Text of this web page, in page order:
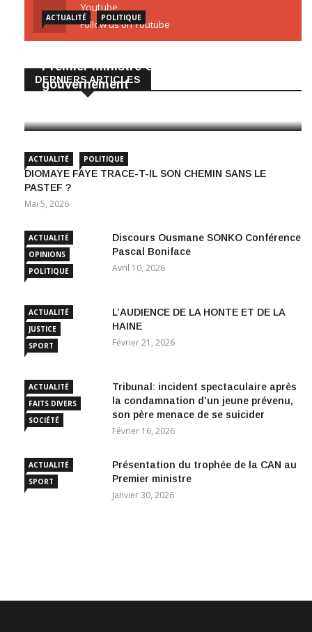
Youtube
Follow us on Youtube
DERNIERS ARTICLES
ACTUALITÉ POLITIQUE
Premier ministre Ousmane Sonko et du
gouvernement
ACTUALITÉ POLITIQUE
DIOMAYE FAYE TRACE-T-IL SON CHEMIN SANS LE
PASTEF ?
Mai 5, 2026
ACTUALITÉ
OPINIONS
POLITIQUE
Discours Ousmane SONKO Conférence
Pascal Boniface
Avril 10, 2026
ACTUALITÉ
JUSTICE
SPORT
L’AUDIENCE DE LA HONTE ET DE LA
HAINE
Février 21, 2026
ACTUALITÉ
FAITS DIVERS
SOCIÉTÉ
Tribunal: incident spectaculaire après
la condamnation d’un jeune prévenu,
son père menace de se suicider
Février 16, 2026
ACTUALITÉ
SPORT
Présentation du trophée de la CAN au
Premier ministre
Janvier 30, 2026